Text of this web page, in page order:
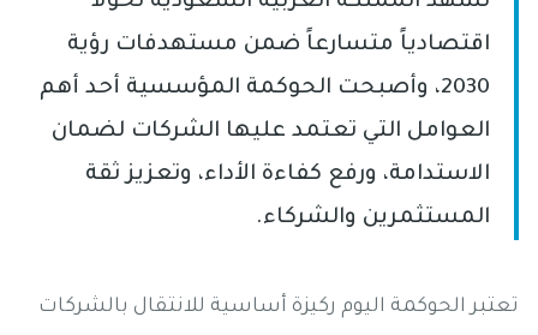
اقتصادياً متسارعاً ضمن مستهدفات رؤية
2030، وأصبحت الحوكمة المؤسسية أحد أهم
العوامل التي تعتمد عليها الشركات لضمان
الاستدامة، ورفع كفاءة الأداء، وتعزيز ثقة
المستثمرين والشركاء.
تعتبر الحوكمة اليوم ركيزة أساسية للانتقال بالشركات